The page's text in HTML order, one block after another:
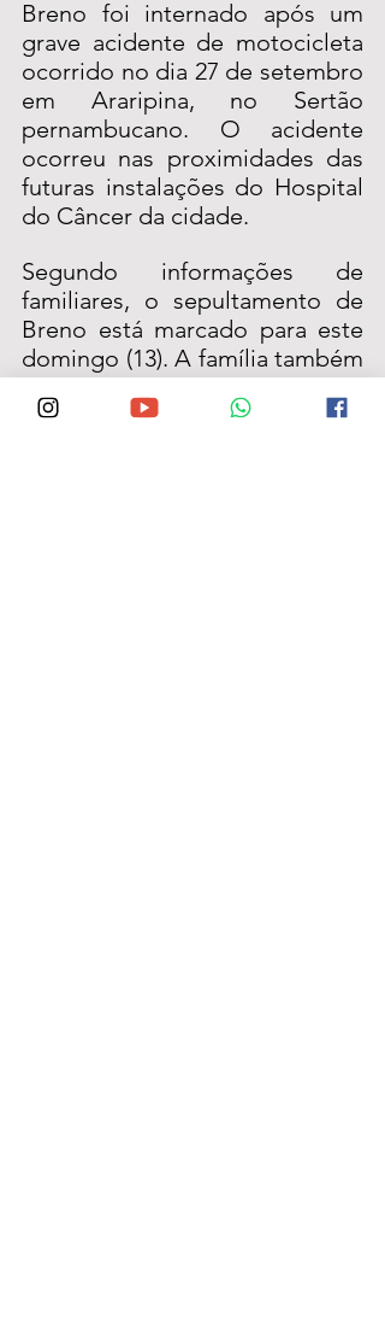
Breno foi internado após um
grave acidente de motocicleta
ocorrido no dia 27 de setembro
em Araripina, no Sertão
pernambucano. O acidente
ocorreu nas proximidades das
futuras instalações do Hospital
do Câncer da cidade.
Segundo informações de
familiares, o sepultamento de
Breno está marcado para este
domingo (13). A família também
informou que, em um ato de
solidariedade, foi feita a doação